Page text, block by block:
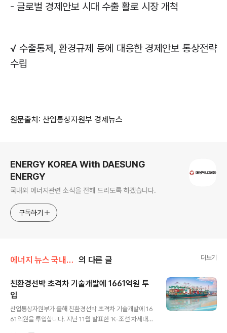
- 글로벌 경제안보 시대 수출 활로 시장 개척
√ 수출통제 , 환경규제 등에 대응한 경제안보 통상전략
수립
원문출처: 산업통상자원부 경제뉴스
ENERGY KOREA With DAESUNG
ENERGY
국내외 에너지관련 소식을 전해 드리도록 하겠습니다.
구독하기
에너지 뉴스 국내&해외 의 다른 글 더보기
친환경선박 초격차 기술개발에 1661억원 투
입
산업통상자원부가 올해 친환경선박 초격차 기술개발에 16
61억원을 투입합니다. 지난 11월 발표한 ‘K-조선 차세대